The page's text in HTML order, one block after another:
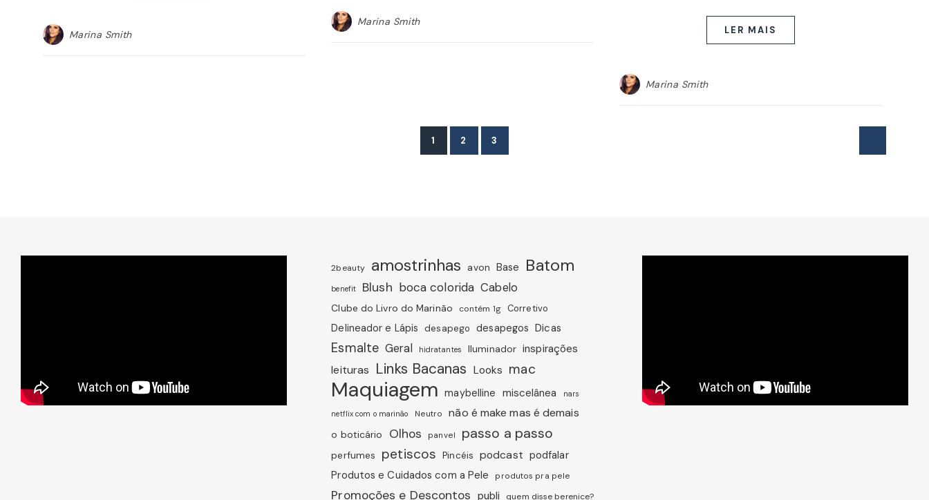
Marina Smith
Marina Smith
LER MAIS
Marina Smith
1 2 3
2beauty amostrinhas avon Base Batom
benefit Blush boca colorida Cabelo
Clube do Livro do Marinão contém 1g Corretivo
Delineador e Lápis desapego desapegos Dicas
Esmalte Geral hidratantes Iluminador inspirações
leituras Links Bacanas Looks mac
Maquiagem maybelline miscelânea nars
netflix com o marinão Neutro não é make mas é demais
o boticário Olhos panvel passo a passo
perfumes petiscos Pincéis podcast podfalar
Produtos e Cuidados com a Pele
produtos pra pele
Promoções e Descontos publi quem disse berenice?